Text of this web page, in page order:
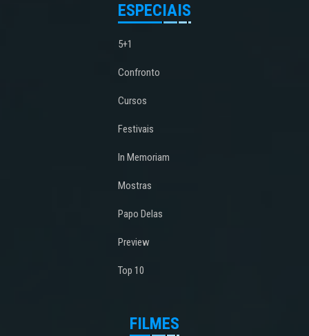
ESPECIAIS
5+1
Confronto
Cursos
Festivais
In Memoriam
Mostras
Papo Delas
Preview
Top 10
FILMES